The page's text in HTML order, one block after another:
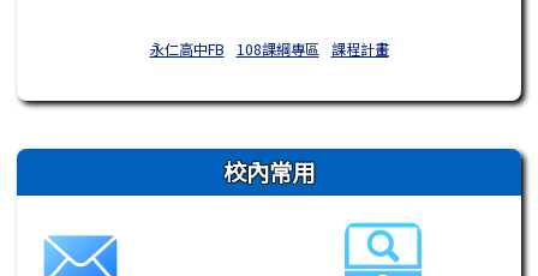
永仁高中FB 108課綱專區 課程計畫
右邊區域內容 校內常用